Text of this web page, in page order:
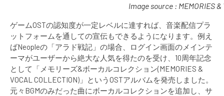
Image source : MEMORIES
ゲームOSTの認知度が一定レベルに達すれば、音楽配信プラ
ットフォームを通しての宣伝もできるようになります。例え
ばNeopleの「アラド戦記」の場合、ログイン画面のメインテ
ーマがユーザーから絶大な人気を得たのを受け、10周年記念
として「メモリーズ&ボーカルコレクション(MEMORIES &
VOCAL COLLECTION)」というOSTアルバムを発売しました。
元々BGMのみだった曲にボーカルコレクションを追加し、サ